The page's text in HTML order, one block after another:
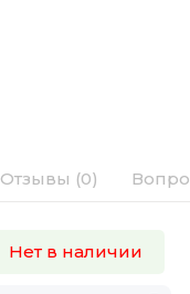
Отзывы (0)
Нет в наличии